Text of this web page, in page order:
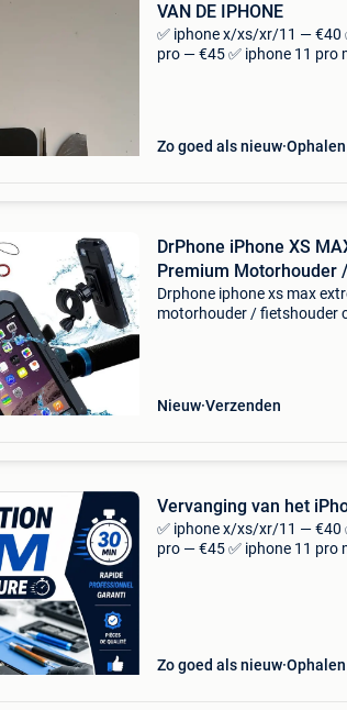
VAN DE IPHONE
✅ iphone x/xs/xr/11 — €40
pro — €45 ✅ iphone 11 pro
Zo goed als nieuw
DrPhone iPhone XS
Premium Motorhouder /
Drphone iphone xs max
motorhouder / fietshouder
Nieuw Verzenden
Vervanging van het
✅ iphone x/xs/xr/11 — €40
pro — €45 ✅ iphone 11 pro
Zo goed als nieuw